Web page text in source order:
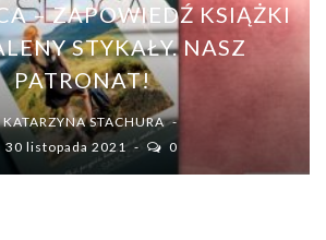
– ZAPOWIEDŹ KSIĄŻKI
STYKAŁY. NASZ
PATRONAT!
KATARZYNA STACHURA
30 listopada 2021
0